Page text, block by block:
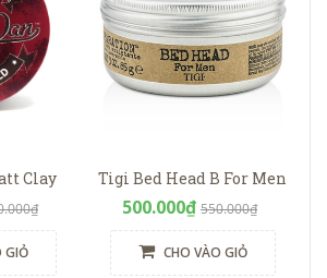
Clay
GIỎ
Tigi Bed Head B For Men
500.000₫ 550.000₫
CHO VÀO GIỎ